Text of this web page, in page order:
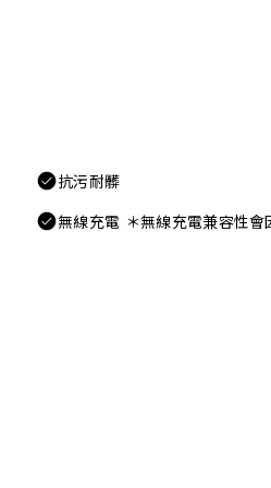
抗污耐髒
無線充電 ＊無線充電兼容性會